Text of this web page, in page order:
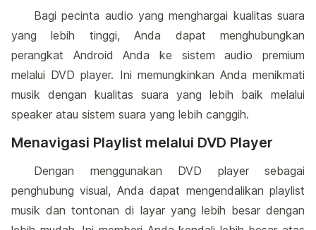
Bagi pecinta audio yang menghargai kualitas suara
yang lebih tinggi, Anda dapat menghubungkan
perangkat Android Anda ke sistem audio premium
melalui DVD player. Ini memungkinkan Anda menikmati
musik dengan kualitas suara yang lebih baik melalui
speaker atau sistem suara yang lebih canggih.
Menavigasi Playlist melalui DVD Player
Dengan menggunakan DVD player sebagai
penghubung visual, Anda dapat mengendalikan playlist
musik dan tontonan di layar yang lebih besar dengan